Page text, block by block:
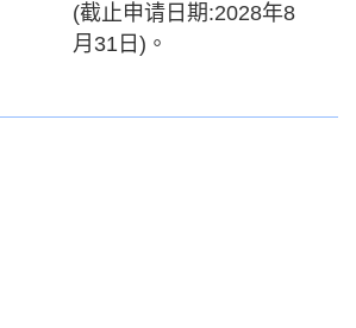
(截止申请日期:2028年8
月31日)。